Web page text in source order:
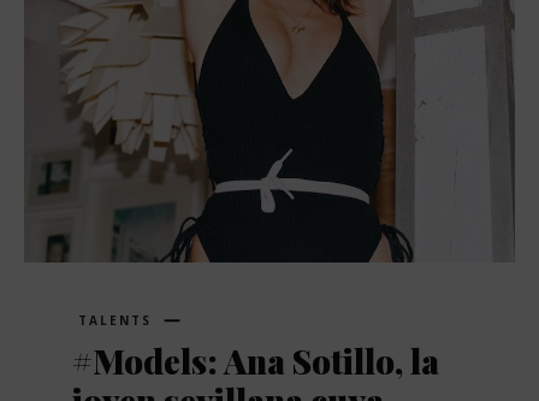
TALENTS
#Models: Ana Sotillo, la